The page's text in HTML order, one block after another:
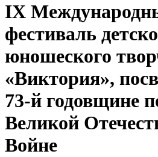
IX
фестиваль
юношеского
«Виктория»,
73-й годовщине
Великой
Войне